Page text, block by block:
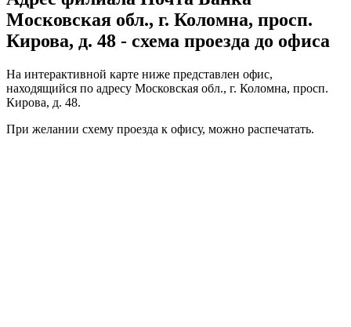
Московская обл., г. Коломна, просп.
Кирова, д. 48 - схема проезда до офиса
На интерактивной карте ниже представлен офис,
находящийся по адресу Московская обл., г. Коломна, просп.
Кирова, д. 48.
При желании схему проезда к офису, можно распечатать.